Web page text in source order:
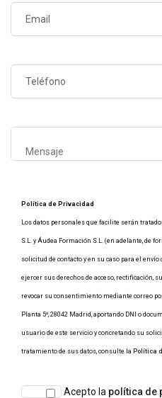
Política de Privacidad
Los datos personales que facilite serán
S.L. y Áudea Formación S.L. (en adelante, de
solicitud de contacto y en su caso para el
ejercer sus derechos de acceso, rectificación,
revocar su consentimiento mediante correo
Planta 5º, 28042 Madrid, aportando DNI o
usuario de este servicio y concretando su
tratamiento de sus datos, consulte la Política
Acepto la política de